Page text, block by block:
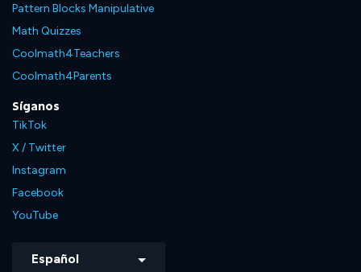
Pattern Blocks Manipulative
Math Quizzes
Coolmath4Teachers
Coolmath4Parents
Síganos
TikTok
X / Twitter
Instagram
Facebook
YouTube
Español